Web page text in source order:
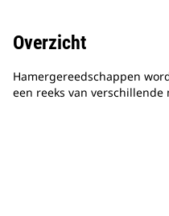
Overzicht
Hamergereedschappen
een reeks van verschillende